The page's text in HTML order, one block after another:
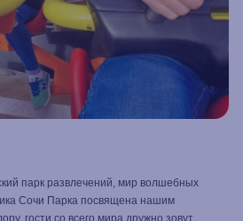
парк развлечений, мир волшебных
Сочи Парка посвящена нашим